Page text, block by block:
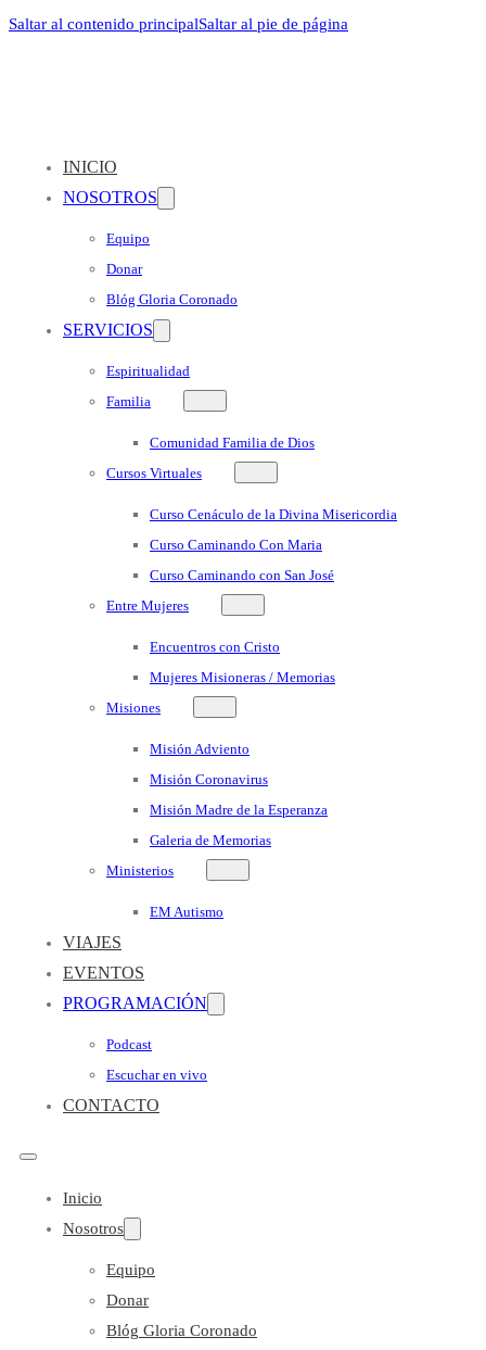
Saltar al contenido principalSaltar al pie de página
INICIO
NOSOTROS
Equipo
Donar
Blóg Gloria Coronado
SERVICIOS
Espiritualidad
Familia
Comunidad Familia de Dios
Cursos Virtuales
Curso Cenáculo de la Divina Misericordia
Curso Caminando Con Maria
Curso Caminando con San José
Entre Mujeres
Encuentros con Cristo
Mujeres Misioneras / Memorias
Misiones
Misión Adviento
Misión Coronavirus
Misión Madre de la Esperanza
Galeria de Memorias
Ministerios
EM Autismo
VIAJES
EVENTOS
PROGRAMACIÓN
Podcast
Escuchar en vivo
CONTACTO
Inicio
Nosotros
Equipo
Donar
Blóg Gloria Coronado